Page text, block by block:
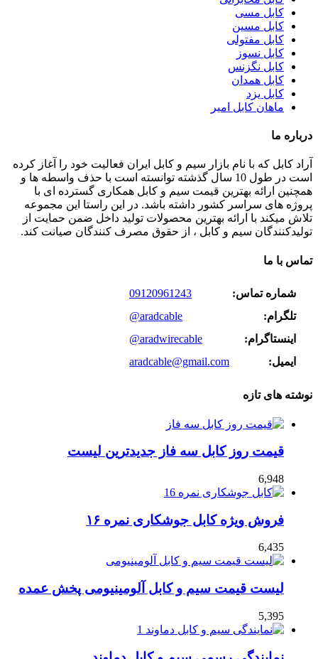
کابل مسی
کابل مسین
کابل مفتولی
کابل نسوز
کابل نگزنس
کابل همدان
کابل یزد
ماهان کابل امیر
درباره ما
آراد کابل که با نام بازار سیم و کابل ایران فعالیت خود را آغاز کرده
است در طول 10 سال گذشته توانسته است با حذف واسطه ها و
همچنین ارائه بهترین قیمت سیم و کابل همکاری گسترده ای با
پروژه های سراسر کشور داشته باشد. در این راستا این مجموعه
تلاش میکند با ارائه بهترین محصولات تولید داخل ضمن حمایت از
تولیدکنندگان سیم و کابل ، از حقوق مصرف کنندگان صیانت کند.
تماس با ما
شماره تماس:
09120961243
تلگرام:
@aradcable
اینستاگرام:
@aradwirecable
ایمیل:
aradcable@gmail.com
نوشته های تازه
قیمت روز کابل سه فاز جدیدترین لیست
6,948
فروش ویژه کابل جوشکاری نمره ۱۶
6,435
لیست قیمت سیم و کابل آلومینیومی پخش عمده
5,395